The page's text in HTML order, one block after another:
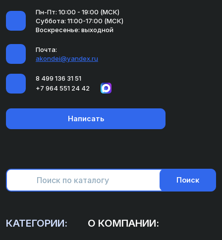
Пн-Пт: 10:00 - 19:00 (МСК)
Суббота: 11:00-17:00 (МСК)
Воскресенье: выходной
Почта:
akondei@yandex.ru
8 499 136 31 51
+7 964 551 24 42
Написать
Поиск
КАТЕГОРИИ: О КОМПАНИИ: